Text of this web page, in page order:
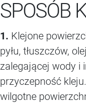
SPOSÓB
1. Klejone
pyłu, tłuszczów,
zalegającej wody i
przyczepność
wilgotne